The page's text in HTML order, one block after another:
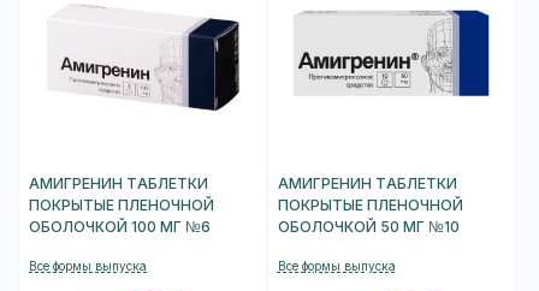
АМИГРЕНИН ТАБЛЕТКИ
ПОКРЫТЫЕ ПЛЕНОЧНОЙ
ОБОЛОЧКОЙ 100 МГ №6
Все формы выпуска
АМИГРЕНИН ТАБЛЕТКИ
ПОКРЫТЫЕ ПЛЕНОЧНОЙ
ОБОЛОЧКОЙ 50 МГ №10
Все формы выпуска